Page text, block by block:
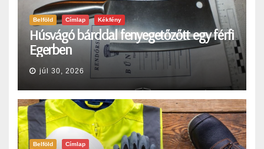
Belföld Címlap Kékfény
Húsvágó bárddal fenyegetőzőtt egy férfi
Egerben
júl 30, 2026
Belföld Címlap